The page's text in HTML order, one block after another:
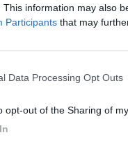
This information may also
Participants that may
Data Processing Opt Outs
opt-out of the Sharing of
Natile 32 sarà
su luce e gas.
si terrà
ambienti e poi un
con la grande
in questo volantino: